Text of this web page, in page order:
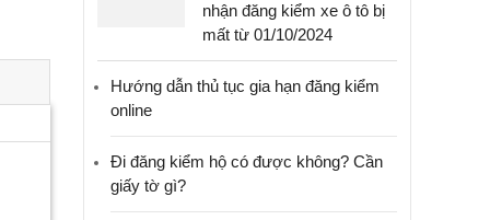
nhận đăng kiểm xe ô tô bị
mất từ 01/10/2024
Hướng dẫn thủ tục gia hạn đăng kiểm
online
Đi đăng kiểm hộ có được không? Cần
giấy tờ gì?